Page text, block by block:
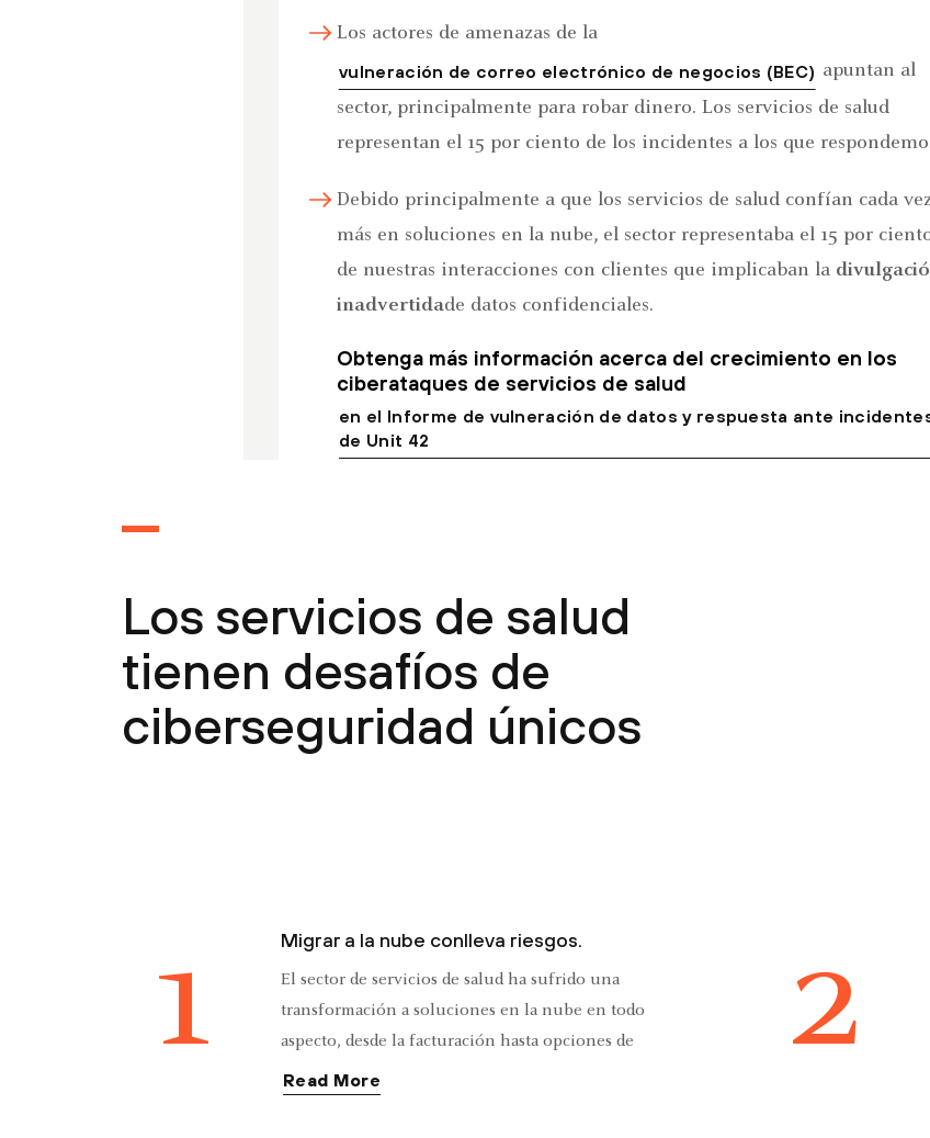
Los actores de amenazas de la
vulneración de correo electrónico de negocios (BEC) apuntan al
sector, principalmente para robar dinero. Los servicios de salud
representan el 15 por ciento de los incidentes a los que
Debido principalmente a que los servicios de salud confían cada
más en soluciones en la nube, el sector representaba el 15 por
de nuestras interacciones con clientes que implicaban la
inadvertidade datos confidenciales.
Obtenga más información acerca del crecimiento en los
ciberataques de servicios de salud
en el Informe de vulneración de datos y respuesta ante
de Unit 42
Los servicios de salud
tienen desafíos de
ciberseguridad únicos
1 Migrar a la nube conlleva riesgos.
El sector de servicios de salud ha sufrido una
transformación a soluciones en la nube en todo
aspecto, desde la facturación hasta opciones de
atención remota a pacientes, portales en línea para
Read More 2